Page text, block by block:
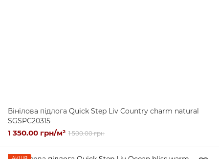
Вінілова підлога Quick Step Liv Country charm natural
SGSPC20315
1 350.00 грн/м² 1 500.00 грн